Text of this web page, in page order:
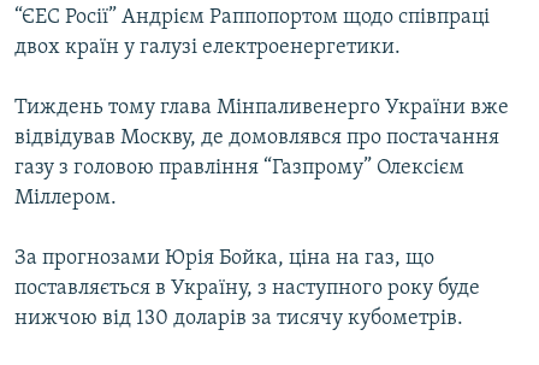
РУС
УКР
КТАТ
ДОЛУЧАЙСЯ!
“ЄЕС Росії” Андрієм Раппопортом щодо співпраці
двох країн у галузі електроенергетики.
Тиждень тому глава Мінпаливенерго України вже
відвідував Москву, де домовлявся про постачання
газу з головою правління “Газпрому” Олексієм
Міллером.
За прогнозами Юрія Бойка, ціна на газ, що
поставляється в Україну, з наступного року буде
нижчою від 130 доларів за тисячу кубометрів.